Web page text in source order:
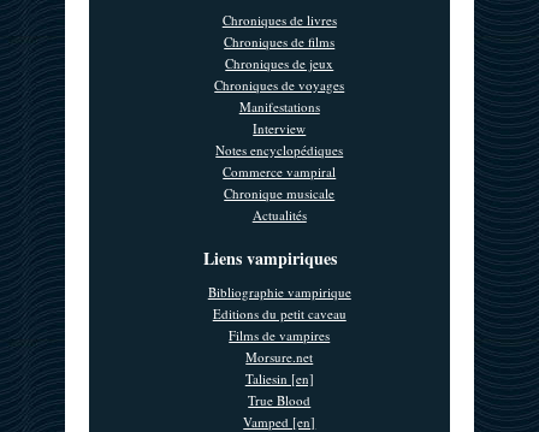
Chroniques de livres
Chroniques de films
Chroniques de jeux
Chroniques de voyages
Manifestations
Interview
Notes encyclopédiques
Commerce vampiral
Chronique musicale
Actualités
Liens vampiriques
Bibliographie vampirique
Editions du petit caveau
Films de vampires
Morsure.net
Taliesin [en]
True Blood
Vamped [en]